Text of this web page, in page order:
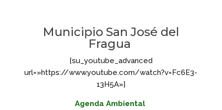
Municipio San José del
Fragua
[su_youtube_advanced
url=»https://www.youtube.com/watch?v=Fc6E3-
13H5A»]
Agenda Ambiental